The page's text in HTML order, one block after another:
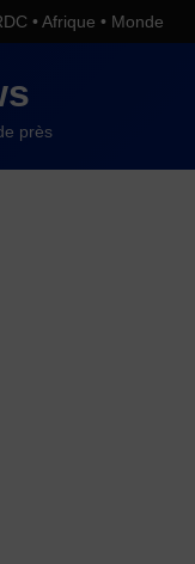
• Afrique • Monde
près